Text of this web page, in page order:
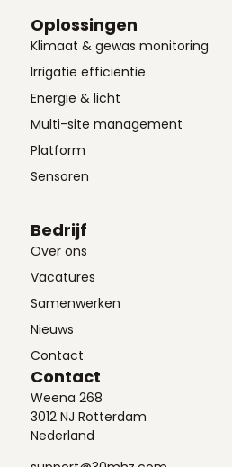
Oplossingen
Klimaat & gewas monitoring
Irrigatie efficiëntie
Energie & licht
Multi-site management
Platform
Sensoren
Bedrijf
Over ons
Vacatures
Samenwerken
Nieuws
Contact
Contact
Weena 268
3012 NJ Rotterdam
Nederland